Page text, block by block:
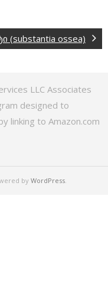
(substantia ossea)
LLC Associates
designed to
linking to Amazon.com
by WordPress.